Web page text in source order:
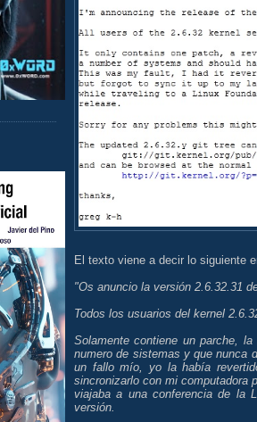
El texto viene a decir lo siguiente
"Os anuncio la versión 2.6.32.31
Todos los usuarios del kernel
Solamente contiene un parche,
numero de sistemas y que nunca
un fallo mío, yo la había
sincronizarlo con mi computadora
viajaba a una conferencia de la
versión.